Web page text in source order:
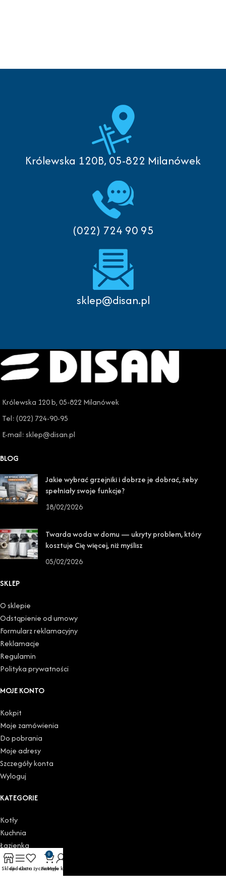
Królewska 120B, 05-822 Milanówek
(022) 724 90 95
sklep@disan.pl
Królewska 120 b, 05-822 Milanówek
Tel: (022) 724-90-95
E-mail: sklep@disan.pl
BLOG
Jakie wybrać grzejniki i dobrze je dobrać, żeby
spełniały swoje funkcje?
18/02/2026
Twarda woda w domu — ukryty problem, który
kosztuje Cię więcej, niż myślisz
05/02/2026
SKLEP
O sklepie
Odstąpienie od umowy
Formularz reklamacyjny
Reklamacje
Regulamin
Polityka prywatności
MOJE KONTO
Kokpit
Moje zamówienia
Do pobrania
Moje adresy
Szczegóły konta
Wyloguj
KATEGORIE
Kotły
Kuchnia
Łazienka
Podgrzewacze
Grzejniki
SklepSidebarLista życzeń
0
Koszyk
Moje konto